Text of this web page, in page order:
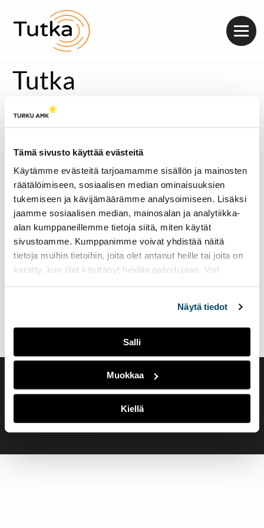
Tämä sivusto käyttää evästeitä
Käytämme evästeitä tarjoamamme sisällön ja mainosten
räätälöimiseen, sosiaalisen median ominaisuuksien
tukemiseen ja kävijämäärämme analysoimiseen. Lisäksi
jaamme sosiaalisen median, mainosalan ja analytiikka-
alan kumppaneillemme tietoja siitä, miten käytät
sivustoamme. Kumppanimme voivat yhdistää näitä
tietoja muihin tietoihin, joita olet antanut heille tai joita on
kerätty, kun olet käyttänyt heidän palvelujaan. Voit
Näytä tiedot
Salli
Muokkaa
Kiellä
Tutka
Evästeasetukset